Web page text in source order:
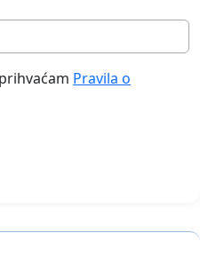
Pravila o